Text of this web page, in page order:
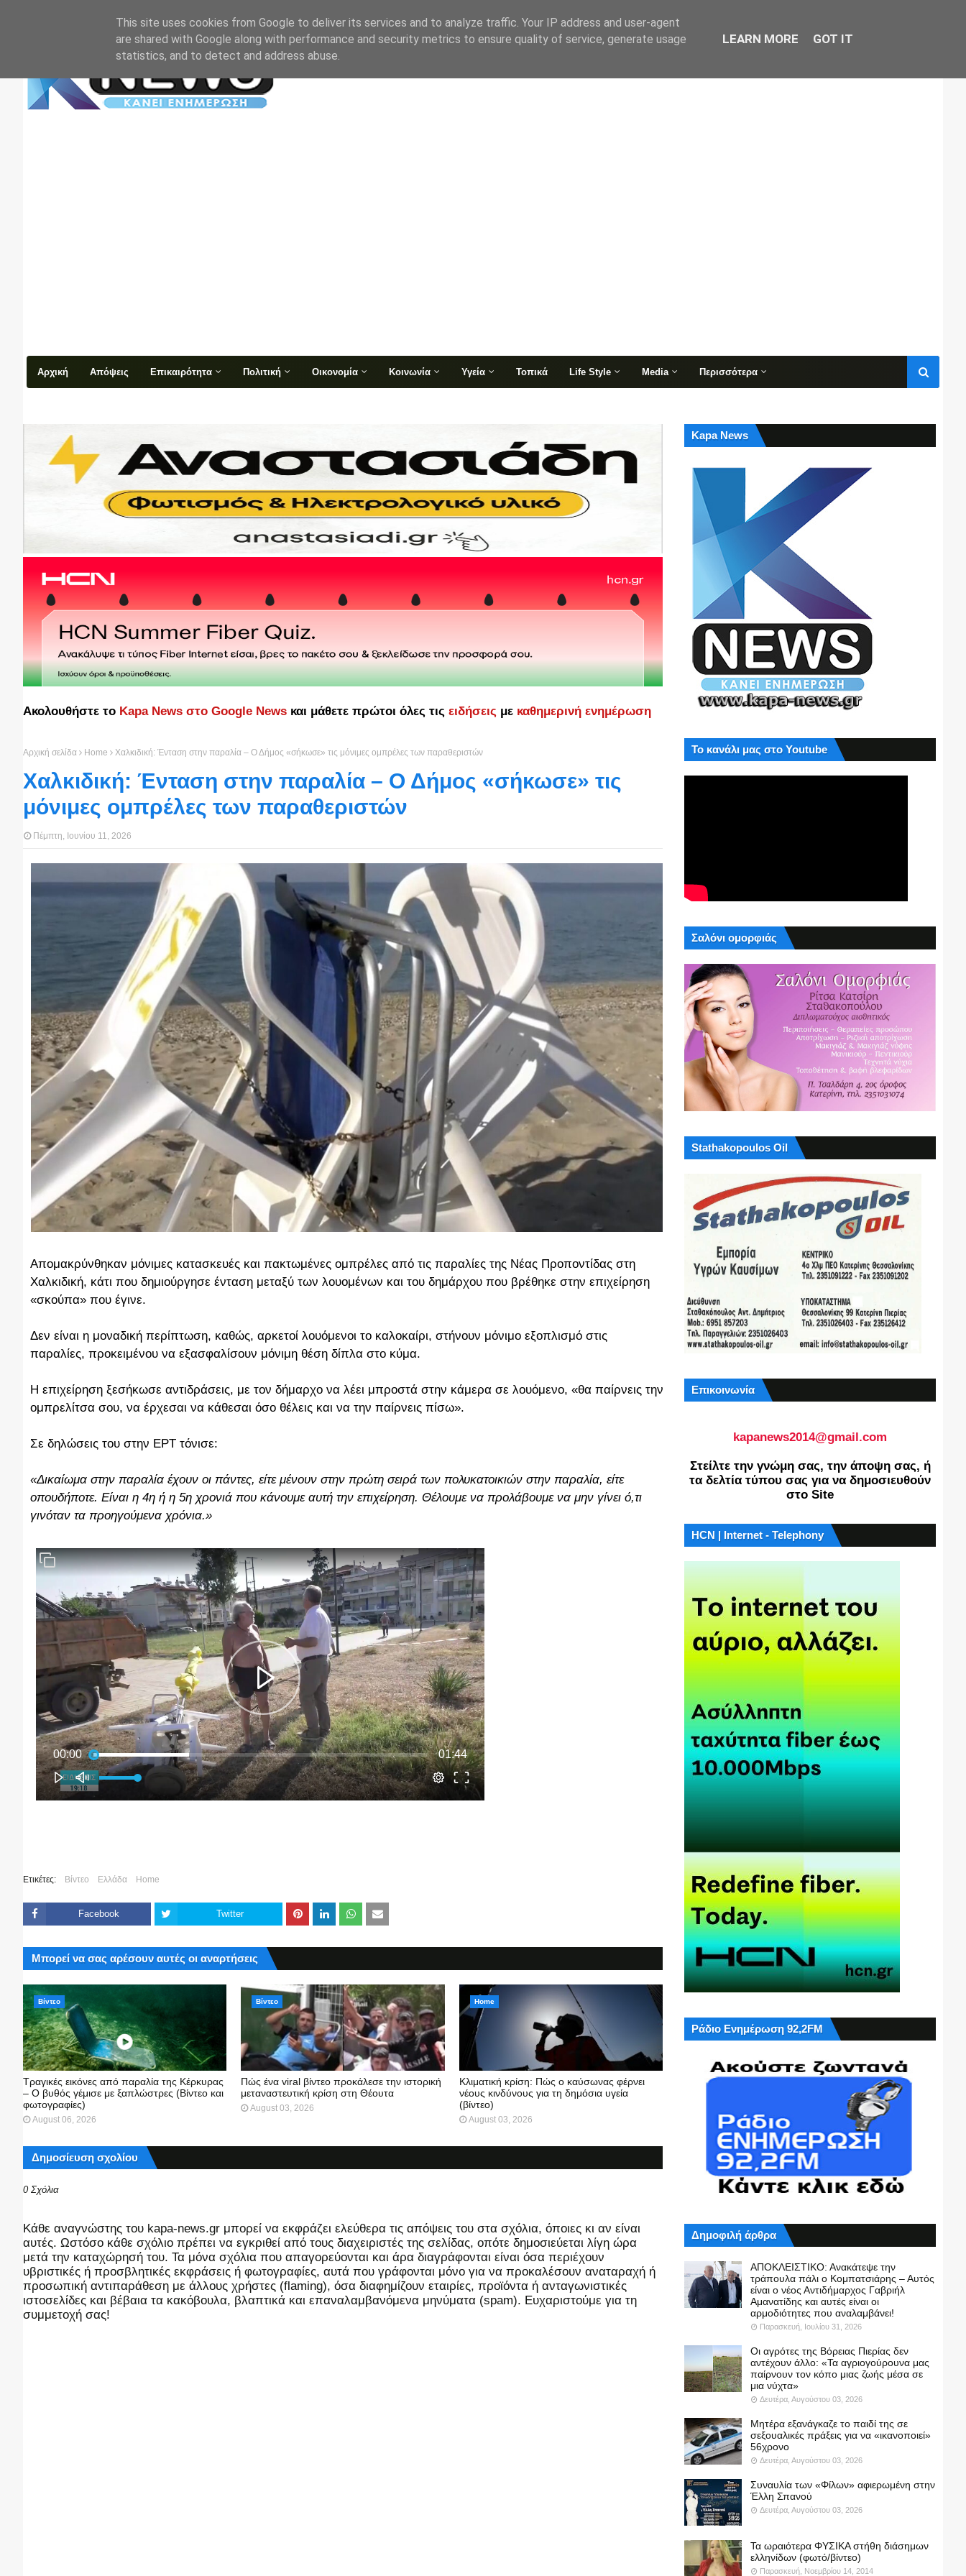
Αρχική Απόψεις Επικαιρότητα Πολιτική Οικονομία Κοινωνία Υγεία Τοπικά Life Style Media Περισσότερα
Ακολουθήστε το Kapa News στο Google News και μάθετε πρώτοι όλες τις ειδήσεις με καθημερινή ενημέρωση
Αρχική σελίδα Home Χαλκιδική: Ένταση στην παραλία – Ο Δήμος «σήκωσε» τις μόνιμες ομπρέλες των παραθεριστών
Χαλκιδική: Ένταση στην παραλία – Ο Δήμος «σήκωσε» τις
μόνιμες ομπρέλες των παραθεριστών
Πέμπτη, Ιουνίου 11, 2026
Απομακρύνθηκαν μόνιμες κατασκευές και πακτωμένες ομπρέλες από τις παραλίες της Νέας Προποντίδας στη
Χαλκιδική, κάτι που δημιούργησε ένταση μεταξύ των λουομένων και του δημάρχου που βρέθηκε στην επιχείρηση
«σκούπα» που έγινε.
Δεν είναι η μοναδική περίπτωση, καθώς, αρκετοί λουόμενοι το καλοκαίρι, στήνουν μόνιμο εξοπλισμό στις
παραλίες, προκειμένου να εξασφαλίσουν μόνιμη θέση δίπλα στο κύμα.
Η επιχείρηση ξεσήκωσε αντιδράσεις, με τον δήμαρχο να λέει μπροστά στην κάμερα σε λουόμενο, «θα παίρνεις την
ομπρελίτσα σου, να έρχεσαι να κάθεσαι όσο θέλεις και να την παίρνεις πίσω».
Σε δηλώσεις του στην ΕΡΤ τόνισε:
«Δικαίωμα στην παραλία έχουν οι πάντες, είτε μένουν στην πρώτη σειρά των πολυκατοικιών στην παραλία, είτε
οπουδήποτε. Είναι η 4η ή η 5η χρονιά που κάνουμε αυτή την επιχείρηση. Θέλουμε να προλάβουμε να μην γίνει ό,τι
γινόταν τα προηγούμενα χρόνια.»
Ετικέτες: Βίντεο Ελλάδα Home
Facebook Twitter
Μπορεί να σας αρέσουν αυτές οι αναρτήσεις
Βίντεο
Τραγικές εικόνες από παραλία της Κέρκυρας
– Ο βυθός γέμισε με ξαπλώστρες (Βίντεο και
φωτογραφίες)
August 06, 2026
Βίντεο
Πώς ένα viral βίντεο προκάλεσε την ιστορική
μεταναστευτική κρίση στη Θέουτα
August 03, 2026
Home
Κλιματική κρίση: Πώς ο καύσωνας φέρνει
νέους κινδύνους για τη δημόσια υγεία
(βίντεο)
August 03, 2026
Δημοσίευση σχολίου
0 Σχόλια
Kάθε αναγνώστης του kapa-news.gr μπορεί να εκφράζει ελεύθερα τις απόψεις του στα σχόλια, όποιες κι αν είναι
αυτές. Ωστόσο κάθε σχόλιο πρέπει να εγκριθεί από τους διαχειριστές της σελίδας, οπότε δημοσιεύεται λίγη ώρα
μετά την καταχώρησή του. Τα μόνα σχόλια που απαγορεύονται και άρα διαγράφονται είναι όσα περιέχουν
υβριστικές ή προσβλητικές εκφράσεις ή φωτογραφίες, αυτά που γράφονται μόνο για να προκαλέσουν αναταραχή ή
προσωπική αντιπαράθεση με άλλους χρήστες (flaming), όσα διαφημίζουν εταιρίες, προϊόντα ή ανταγωνιστικές
ιστοσελίδες και βέβαια τα κακόβουλα, βλαπτικά και επαναλαμβανόμενα μηνύματα (spam). Ευχαριστούμε για τη
συμμετοχή σας!
Kapa News
Το κανάλι μας στο Youtube
Σαλόνι ομορφιάς
Stathakopoulos Oil
Επικοινωνία
kapanews2014@gmail.com
Στείλτε την γνώμη σας, την άποψη σας, ή
τα δελτία τύπου σας για να δημοσιευθούν
στο Site
HCN | Internet - Telephony
Ράδιο Ενημέρωση 92,2FM
Δημοφιλή άρθρα
ΑΠΟΚΛΕΙΣΤΙΚΟ: Ανακάτεψε την
τράπουλα πάλι ο Κομπατσιάρης – Αυτός
είναι ο νέος Αντιδήμαρχος Γαβριήλ
Αμανατίδης και αυτές είναι οι
αρμοδιότητες που αναλαμβάνει!
Παρασκευή, Ιουλίου 31, 2026
Οι αγρότες της Βόρειας Πιερίας δεν
αντέχουν άλλο: «Τα αγριογούρουνα μας
παίρνουν τον κόπο μιας ζωής μέσα σε
μια νύχτα»
Δευτέρα, Αυγούστου 03, 2026
Μητέρα εξανάγκαζε το παιδί της σε
σεξουαλικές πράξεις για να «ικανοποιεί»
56χρονο
Δευτέρα, Αυγούστου 03, 2026
Συναυλία των «Φίλων» αφιερωμένη στην
Έλλη Σπανού
Δευτέρα, Αυγούστου 03, 2026
Τα ωραιότερα ΦΥΣΙΚΑ στήθη διάσημων
ελληνίδων (φωτό/βίντεο)
Παρασκευή, Νοεμβρίου 14, 2014
This site uses cookies from Google to deliver its services and to analyze traffic. Your IP address and user-agent
are shared with Google along with performance and security metrics to ensure quality of service, generate usage
statistics, and to detect and address abuse.
LEARN MORE GOT IT